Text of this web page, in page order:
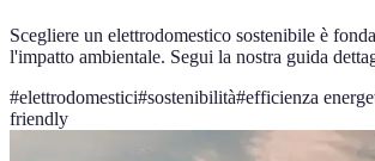
Scegliere un elettrodomestico sostenibile è
l'impatto ambientale. Segui la nostra guida
#elettrodomestici#sostenibilità#efficienza
friendly